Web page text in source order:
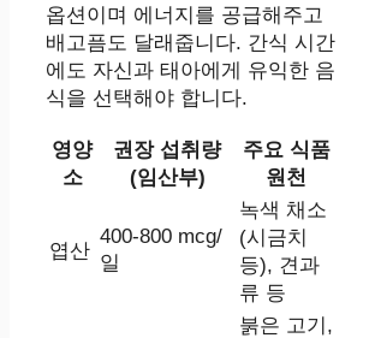
옵션이며 에너지를 공급해주고
배고픔도 달래줍니다. 간식 시간
에도 자신과 태아에게 유익한 음
식을 선택해야 합니다.
영양
소
권장 섭취량
(임산부)
주요 식품
원천
엽산
400-800 mcg/
일
녹색 채소
(시금치
등), 견과
류 등
붉은 고기,